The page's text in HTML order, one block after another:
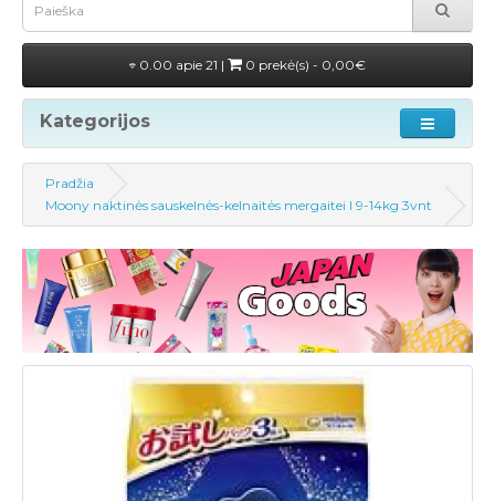
0.00 apie 21 | 0 prekė(s) - 0,00€
Kategorijos
Pradžia
Moony naktinės sauskelnės-kelnaitės mergaitei l 9-14kg 3vnt